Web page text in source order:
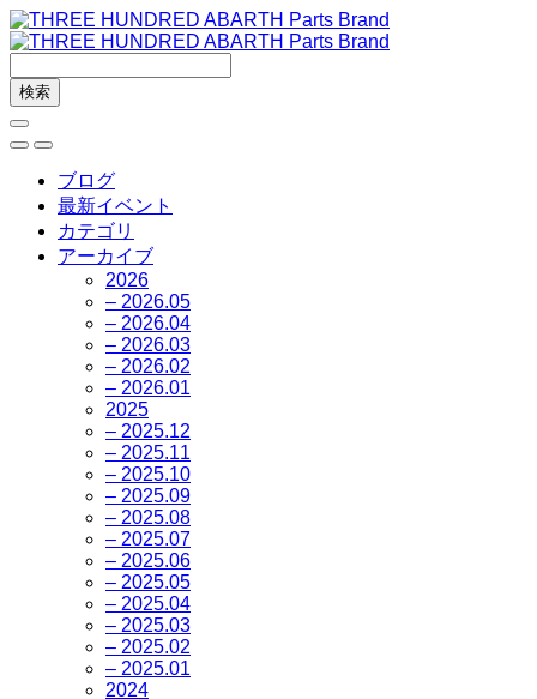
ブログ
最新イベント
カテゴリ
アーカイブ
2026
– 2026.05
– 2026.04
– 2026.03
– 2026.02
– 2026.01
2025
– 2025.12
– 2025.11
– 2025.10
– 2025.09
– 2025.08
– 2025.07
– 2025.06
– 2025.05
– 2025.04
– 2025.03
– 2025.02
– 2025.01
2024